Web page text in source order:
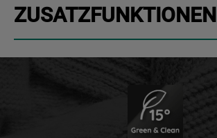
ZUSATZFUNKTIONEN